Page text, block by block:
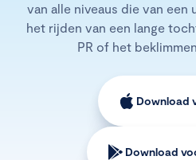
van alle niveaus die van een
het rijden van een lange
PR of het
Download
Download